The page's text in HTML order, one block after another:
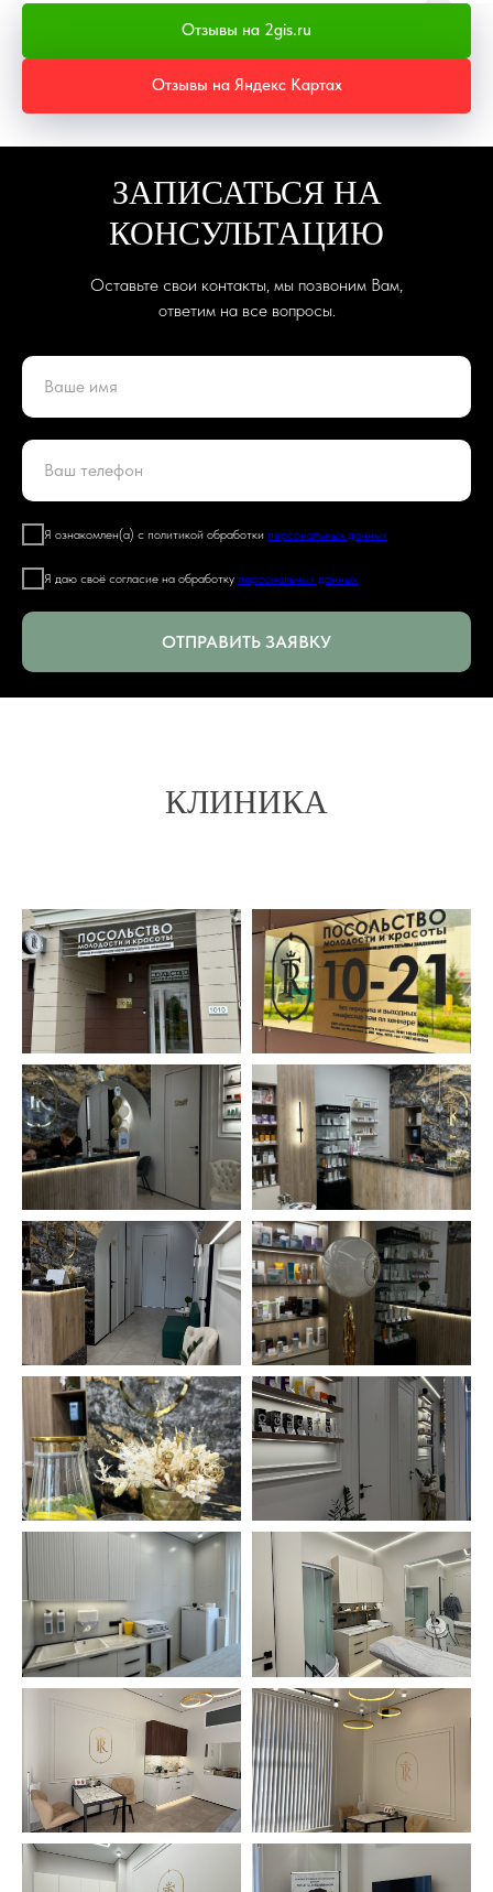
Отзывы на 2gis.ru
Отзывы на Яндекс Картах
ЗАПИСАТЬСЯ НА
КОНСУЛЬТАЦИЮ
Оставьте свои контакты, мы позвоним Вам,
ответим на все вопросы.
Я ознакомлен(а) с политикой обработки персональных данных
Я даю своё согласие на обработку персональных данных
ОТПРАВИТЬ ЗАЯВКУ
КЛИНИКА